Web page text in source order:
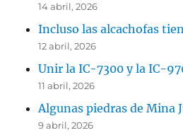
14 abril, 2026
Incluso las alcachofas
12 abril, 2026
Unir la IC-7300 y la IC-
11 abril, 2026
Algunas piedras de Mina
9 abril, 2026